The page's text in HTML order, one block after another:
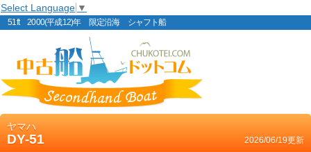
Select Language ▼
51ft 2000(平成12)年 限定沿海 シャフト船
ヤマハ
DY-51 2026/06/19更新